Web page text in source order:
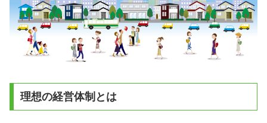
理想の経営体制とは